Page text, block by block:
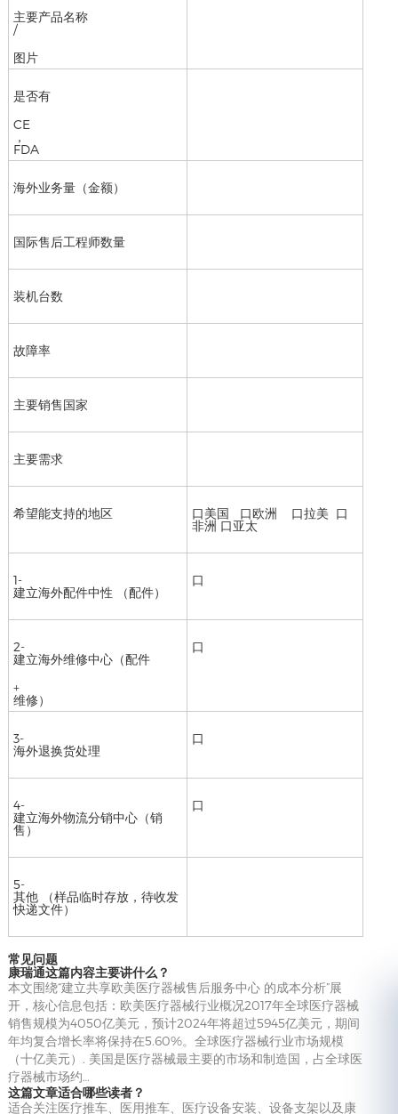
主要产品名称
/
图片
是否有
CE
，
FDA
海外业务量（金额）
国际售后工程师数量
装机台数
故障率
主要销售国家
主要需求
希望能支持的地区
口美国 口欧洲 口拉美 口
非洲 口亚太
1-
建立海外配件中性 （配件）
口
2-
建立海外维修中心（配件
+
维修）
口
3-
海外退换货处理
口
4-
建立海外物流分销中心（销
售）
口
5-
其他 （样品临时存放，待收发
快递文件）
常见问题
康瑞通这篇内容主要讲什么？
本文围绕“建立共享欧美医疗器械售后服务中心 的成本分析”展
开，核心信息包括：欧美医疗器械行业概况2017年全球医疗器械
销售规模为4050亿美元，预计2024年将超过5945亿美元，期间
年均复合增长率将保持在5.60%。全球医疗器械行业市场规模
（十亿美元）. 美国是医疗器械最主要的市场和制造国，占全球医
疗器械市场约…
这篇文章适合哪些读者？
适合关注医疗推车、医用推车、医疗设备安装、设备支架以及康